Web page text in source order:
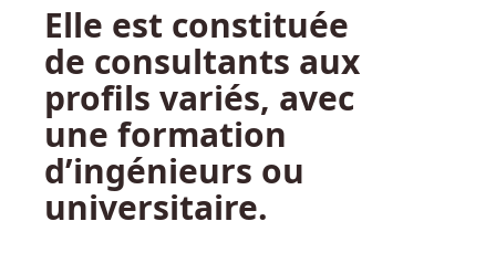
Elle est constituée
de consultants aux
profils variés, avec
une formation
d’ingénieurs ou
universitaire.